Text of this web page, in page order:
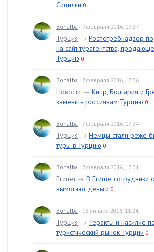
Сицилии 0
Bonalba · 7 февраля 2016, 17:37
Турция → Роспотребнадзор
на сайт турагентства,
Турцию 0
Bonalba · 7 февраля 2016, 17:36
Новости → Кипр, Болгария и
заменить россиянам Турцию 0
Bonalba · 7 февраля 2016, 17:34
Турция → Немцы стали реже
туры в Турцию 0
Bonalba · 7 февраля 2016, 17:31
Египет→ В Египте сотрудники
вымогают деньги 0
Bonalba · 18 января 2016, 11:24
Турция → Теракты и насилие
туристический рынок Турции 0